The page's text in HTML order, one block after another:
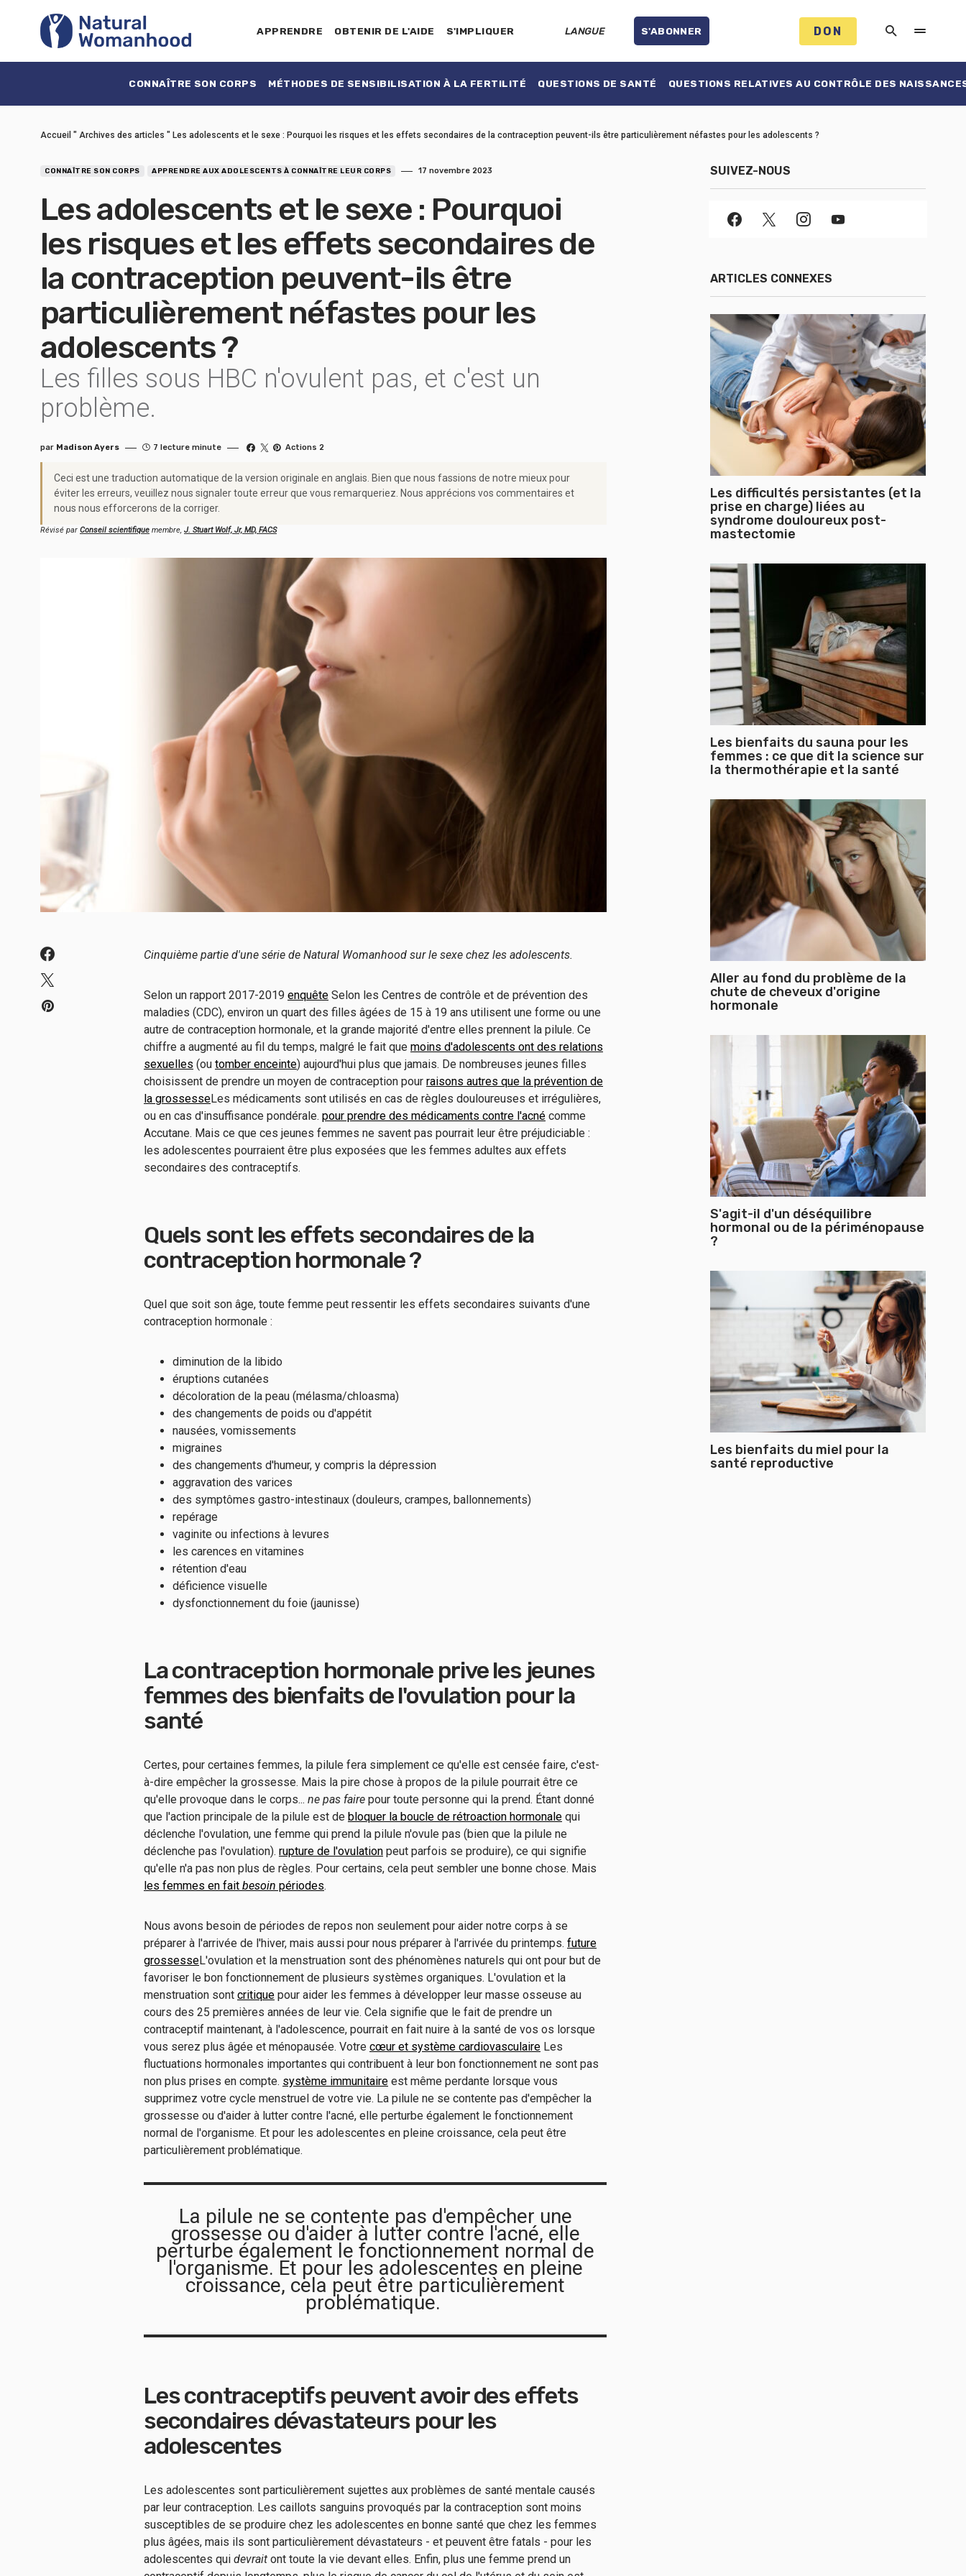
APPRENDRE OBTENIR DE L'AIDE S'IMPLIQUER LANGUE S'ABONNER DON
CONNAÎTRE SON CORPS MÉTHODES DE SENSIBILISATION À LA FERTILITÉ QUESTIONS DE SANTÉ QUESTIONS RELATIVES AU CONTRÔLE DES
Accueil " Archives des articles " Les adolescents et le sexe : Pourquoi les risques et les effets secondaires de la contraception peuvent-ils être particulièrement néfastes pour les adolescents ?
CONNAÎTRE SON CORPS APPRENDRE AUX ADOLESCENTS À CONNAÎTRE LEUR CORPS 17 novembre 2023
Les adolescents et le sexe : Pourquoi
les risques et les effets secondaires de
la contraception peuvent-ils être
particulièrement néfastes pour les
adolescents ?
Les filles sous HBC n'ovulent pas, et c'est un
problème.
par Madison Ayers 7 lecture minute Actions 2
Ceci est une traduction automatique de la version originale en anglais. Bien que nous fassions de notre mieux pour
éviter les erreurs, veuillez nous signaler toute erreur que vous remarqueriez. Nous apprécions vos commentaires et
nous nous efforcerons de la corriger.
Révisé par Conseil scientifique membre, J. Stuart Wolf, Jr, MD, FACS
Cinquième partie d'une série de Natural Womanhood sur le sexe chez les adolescents.
Selon un rapport 2017-2019 enquête Selon les Centres de contrôle et de prévention des
maladies (CDC), environ un quart des filles âgées de 15 à 19 ans utilisent une forme ou une
autre de contraception hormonale, et la grande majorité d'entre elles prennent la pilule. Ce
chiffre a augmenté au fil du temps, malgré le fait que moins d'adolescents ont des relations
sexuelles (ou tomber enceinte) aujourd'hui plus que jamais. De nombreuses jeunes filles
choisissent de prendre un moyen de contraception pour raisons autres que la prévention de
la grossesseLes médicaments sont utilisés en cas de règles douloureuses et irrégulières,
ou en cas d'insuffisance pondérale. pour prendre des médicaments contre l'acné comme
Accutane. Mais ce que ces jeunes femmes ne savent pas pourrait leur être préjudiciable :
les adolescentes pourraient être plus exposées que les femmes adultes aux effets
secondaires des contraceptifs.
Quels sont les effets secondaires de la
contraception hormonale ?
Quel que soit son âge, toute femme peut ressentir les effets secondaires suivants d'une
contraception hormonale :
diminution de la libido
éruptions cutanées
décoloration de la peau (mélasma/chloasma)
des changements de poids ou d'appétit
nausées, vomissements
migraines
des changements d'humeur, y compris la dépression
aggravation des varices
des symptômes gastro-intestinaux (douleurs, crampes, ballonnements)
repérage
vaginite ou infections à levures
les carences en vitamines
rétention d'eau
déficience visuelle
dysfonctionnement du foie (jaunisse)
La contraception hormonale prive les jeunes
femmes des bienfaits de l'ovulation pour la
santé
Certes, pour certaines femmes, la pilule fera simplement ce qu'elle est censée faire, c'est-
à-dire empêcher la grossesse. Mais la pire chose à propos de la pilule pourrait être ce
qu'elle provoque dans le corps... ne pas faire pour toute personne qui la prend. Étant donné
que l'action principale de la pilule est de bloquer la boucle de rétroaction hormonale qui
déclenche l'ovulation, une femme qui prend la pilule n'ovule pas (bien que la pilule ne
déclenche pas l'ovulation). rupture de l'ovulation peut parfois se produire), ce qui signifie
qu'elle n'a pas non plus de règles. Pour certains, cela peut sembler une bonne chose. Mais
les femmes en fait besoin périodes.
Nous avons besoin de périodes de repos non seulement pour aider notre corps à se
préparer à l'arrivée de l'hiver, mais aussi pour nous préparer à l'arrivée du printemps. future
grossesseL'ovulation et la menstruation sont des phénomènes naturels qui ont pour but de
favoriser le bon fonctionnement de plusieurs systèmes organiques. L'ovulation et la
menstruation sont critique pour aider les femmes à développer leur masse osseuse au
cours des 25 premières années de leur vie. Cela signifie que le fait de prendre un
contraceptif maintenant, à l'adolescence, pourrait en fait nuire à la santé de vos os lorsque
vous serez plus âgée et ménopausée. Votre cœur et système cardiovasculaire Les
fluctuations hormonales importantes qui contribuent à leur bon fonctionnement ne sont pas
non plus prises en compte. système immunitaire est même perdante lorsque vous
supprimez votre cycle menstruel de votre vie. La pilule ne se contente pas d'empêcher la
grossesse ou d'aider à lutter contre l'acné, elle perturbe également le fonctionnement
normal de l'organisme. Et pour les adolescentes en pleine croissance, cela peut être
particulièrement problématique.
La pilule ne se contente pas d'empêcher une
grossesse ou d'aider à lutter contre l'acné, elle
perturbe également le fonctionnement normal de
l'organisme. Et pour les adolescentes en pleine
croissance, cela peut être particulièrement
problématique.
Les contraceptifs peuvent avoir des effets
secondaires dévastateurs pour les
adolescentes
Les adolescentes sont particulièrement sujettes aux problèmes de santé mentale causés
par leur contraception. Les caillots sanguins provoqués par la contraception sont moins
susceptibles de se produire chez les adolescentes en bonne santé que chez les femmes
plus âgées, mais ils sont particulièrement dévastateurs - et peuvent être fatals - pour les
adolescentes qui devrait ont toute la vie devant elles. Enfin, plus une femme prend un
SUIVEZ-NOUS
ARTICLES CONNEXES
Les difficultés persistantes (et la
prise en charge) liées au
syndrome douloureux post-
mastectomie
Les bienfaits du sauna pour les
femmes : ce que dit la science sur
la thermothérapie et la santé
Aller au fond du problème de la
chute de cheveux d'origine
hormonale
S'agit-il d'un déséquilibre
hormonal ou de la périménopause
?
Les bienfaits du miel pour la
santé reproductive